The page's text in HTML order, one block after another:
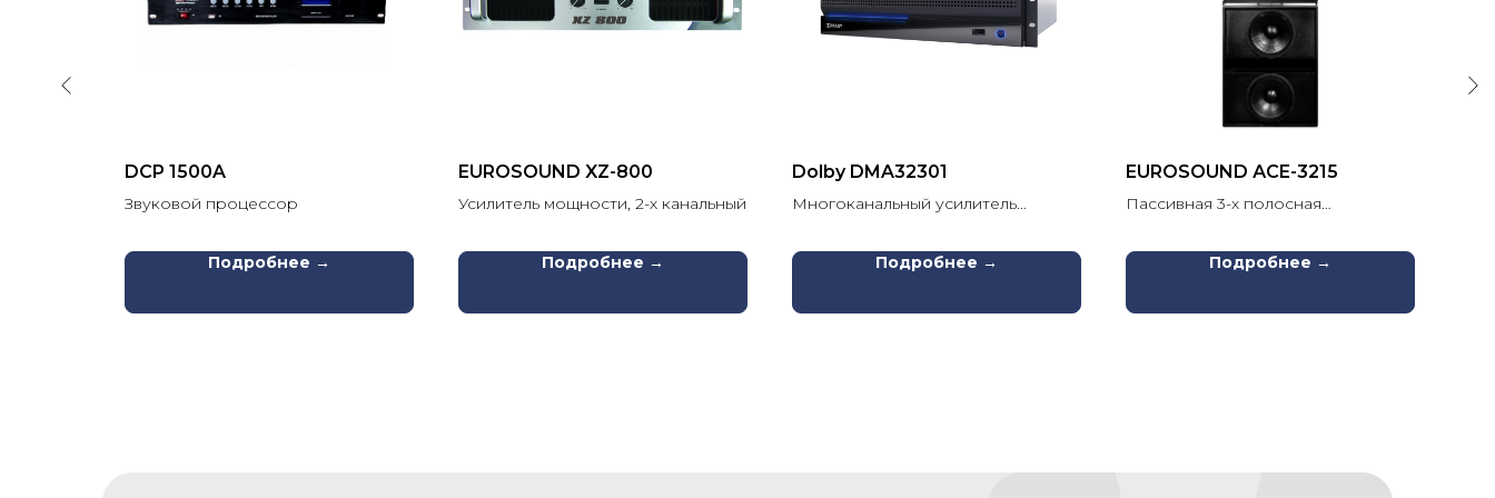
DCP 1500A
Звуковой процессор
Подробнее →
EUROSOUND XZ-800
Усилитель мощности, 2-х канальный
Подробнее →
Dolby DMA32301
Многоканальный усилитель
Подробнее →
EUROSOUND АCE-3215
Пассивная 3-х полосная
Премиум
Подробнее →